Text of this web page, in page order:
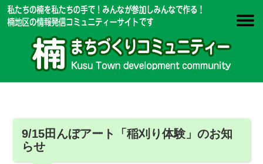
9/15田んぼアート「稲刈り体験」のお知
らせ